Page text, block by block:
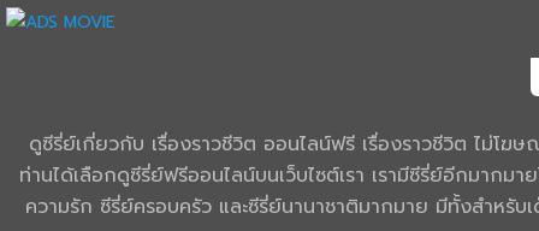
ดูซีรี่ย์เกี่ยวกับ เรื่องราวชีวิต ออนไลน์ฟรี เรื่องราวชีวิต ไม่โฆ
ท่านได้เลือกดูซีรี่ย์ฟรีออนไลน์บนเว็บไซต์เรา เรามีซีรี่ย์อีกมาก
ความรัก ซีรี่ย์ครอบครัว และซีรี่ย์นานาชาติมากมาย มีทั้งสำหรั